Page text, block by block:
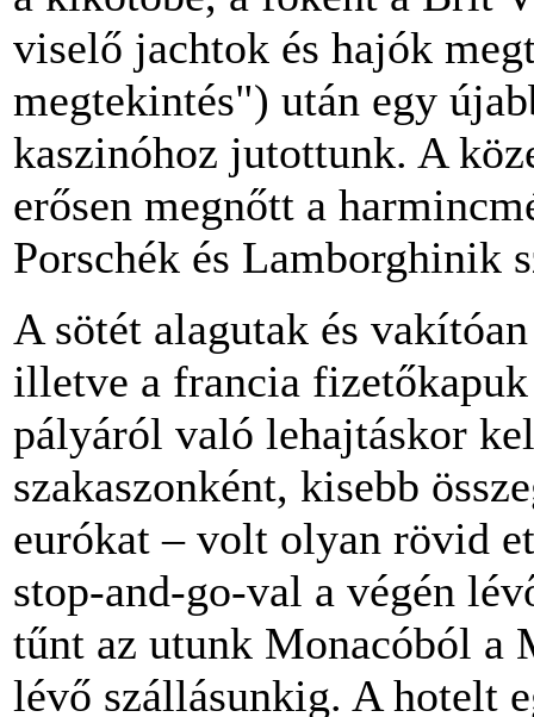
viselő jachtok és hajók
megtekintés") után egy
kaszinóhoz jutottunk. A
erősen megnőtt a
Porschék és Lamborghinik
A sötét alagutak és
illetve a francia
pályáról való lehajtáskor
szakaszonként, kisebb
eurókat – volt olyan rövid
stop-and-go-val a végén
tűnt az utunk Monacóból a
lévő szállásunkig. A hotelt